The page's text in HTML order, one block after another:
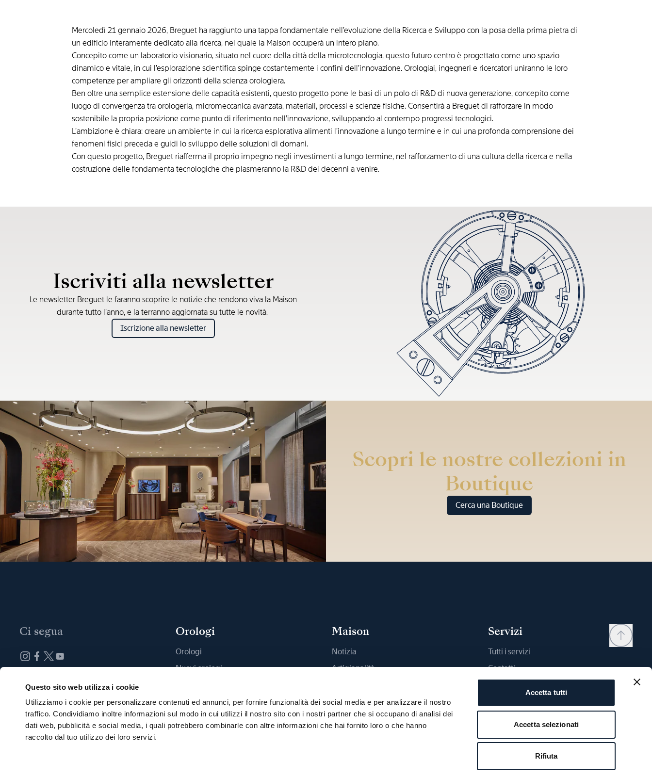
Questo sito web utilizza i cookie
Utilizziamo i cookie per personalizzare contenuti ed annunci, per fornire funzionalità dei social media e per analizzare il nostro
traffico. Condividiamo inoltre informazioni sul modo in cui utilizzi il nostro sito con i nostri partner che si occupano di analisi dei
dati web, pubblicità e social media, i quali potrebbero combinarle con altre informazioni che hai fornito loro o che hanno
raccolto dal tuo utilizzo dei loro servizi.
Accetta tutti
Accetta selezionati
Rifiuta
Mercoledì 21 gennaio 2026, Breguet ha raggiunto una tappa fondamentale nell’evoluzione della Ricerca e Sviluppo con la posa della prima pietra di
un edificio interamente dedicato alla ricerca, nel quale la Maison occuperà un intero piano.
Concepito come un laboratorio visionario, situato nel cuore della città della microtecnologia, questo futuro centro è progettato come uno spazio
dinamico e vitale, in cui l’esplorazione scientifica spinge costantemente i confini dell’innovazione. Orologiai, ingegneri e ricercatori uniranno le loro
competenze per ampliare gli orizzonti della scienza orologiera.
Ben oltre una semplice estensione delle capacità esistenti, questo progetto pone le basi di un polo di R&D di nuova generazione, concepito come
luogo di convergenza tra orologeria, micromeccanica avanzata, materiali, processi e scienze fisiche. Consentirà a Breguet di rafforzare in modo
sostenibile la propria posizione come punto di riferimento nell’innovazione, sviluppando al contempo progressi tecnologici.
L’ambizione è chiara: creare un ambiente in cui la ricerca esplorativa alimenti l’innovazione a lungo termine e in cui una profonda comprensione dei
fenomeni fisici preceda e guidi lo sviluppo delle soluzioni di domani.
Con questo progetto, Breguet riafferma il proprio impegno negli investimenti a lungo termine, nel rafforzamento di una cultura della ricerca e nella
costruzione delle fondamenta tecnologiche che plasmeranno la R&D dei decenni a venire.
Iscriviti alla newsletter
Le newsletter Breguet le faranno scoprire le notizie che rendono viva la Maison
durante tutto l’anno, e la terranno aggiornata su tutte le novità.
Iscrizione alla newsletter
Scopri le nostre collezioni in
Boutique
Cerca una Boutique
Ci segua Orologi
Orologi
Nuovi orologi
Maison
Notizia
Artigianalità
Sostenibilità
Carriera
Servizi
Tutti i servizi
Contatti